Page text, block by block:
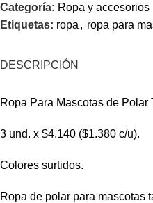
Categoría: Ropa y accesorios
Etiquetas: ropa , ropa para
DESCRIPCIÓN
Ropa Para Mascotas de Polar
3 und. x $4.140 ($1.380 c/u).
Colores surtidos.
Ropa de polar para mascotas